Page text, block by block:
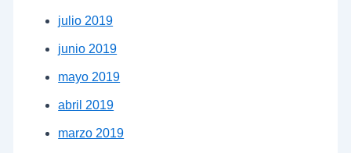
julio 2019
junio 2019
mayo 2019
abril 2019
marzo 2019